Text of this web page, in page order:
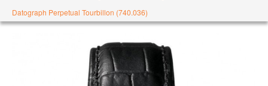
Datograph Perpetual Tourbillon (740.036)